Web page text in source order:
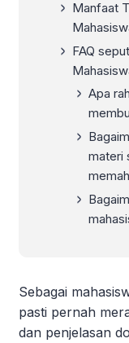
Manfaat
FAQ
Apa
materi
Sebagai
pasti pernah
dan penjelasan